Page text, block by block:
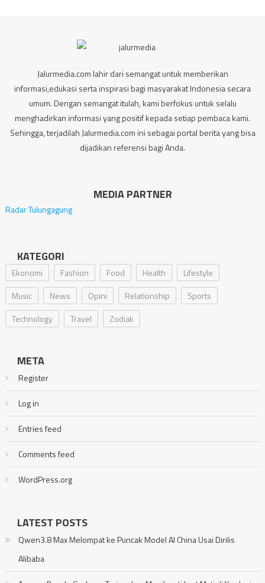
Jalurmedia.com lahir dari semangat untuk memberikan
informasi,edukasi serta inspirasi bagi masyarakat Indonesia secara
umum. Dengan semangat itulah, kami berfokus untuk selalu
menghadirkan informasi yang positif kepada setiap pembaca kami.
Sehingga, terjadilah Jalurmedia.com ini sebagai portal berita yang bisa
dijadikan referensi bagi Anda.
MEDIA PARTNER
Radar Tulungagung
KATEGORI
Ekonomi Fashion Food Health
Lifestyle
Music
News Opini Relationship
Sports
Technology
Travel Zodiak
META
Register
Log in
Entries feed
Comments feed
WordPress.org
LATEST POSTS
Qwen3.8 Max Melompat ke Puncak Model AI China Usai Dirilis
Alibaba